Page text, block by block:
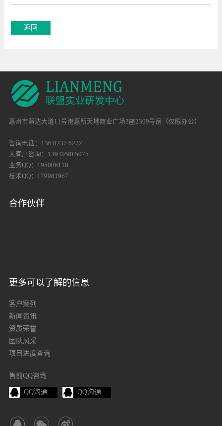
惠州市演达大道11号港惠新天地商业广场3座2309号房（仅限办公）
咨询电话：136 8237 6272
大客户咨询：139 0290 5075
业务QQ：195006118
技术QQ：179981967
合作伙伴
更多可以了解的信息
客户案列
新闻资讯
资质荣誉
团队风采
项目进度查询
售前QQ咨询
QQ沟通 QQ沟通